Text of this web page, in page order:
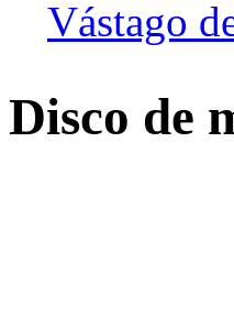
Vástago
Disco de